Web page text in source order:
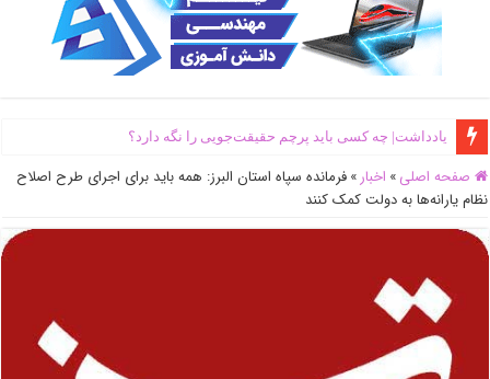
یادداشت| ‌چه کسی باید پرچم حقیقت‌جویی را نگه دارد؟
صفحه اصلی » اخبار » فرمانده سپاه استان البرز: همه باید برای اجرای طرح اصلاح
نظام یارانه‌ها به دولت کمک کنند